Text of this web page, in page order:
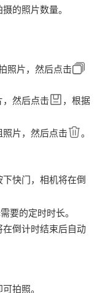
的照片数量。
照片，然后点击
，然后点击
，根据
片，然后点击
。
快门，相机将在倒
要的定时时长。
在倒计时结束后自动
拍照。